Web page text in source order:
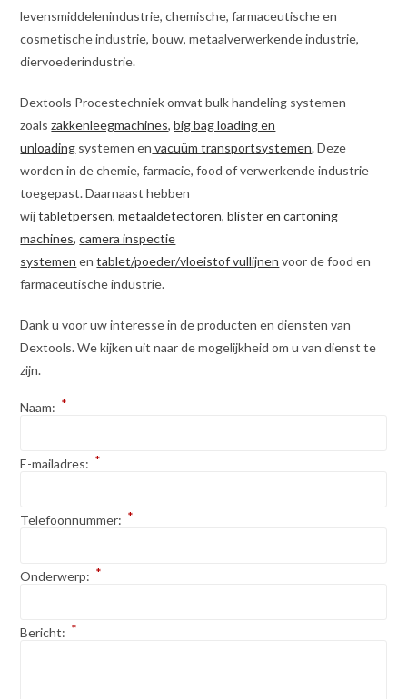
levensmiddelenindustrie, chemische, farmaceutische en
cosmetische industrie, bouw, metaalverwerkende industrie,
diervoederindustrie.
Dextools Procestechniek omvat bulk handeling systemen
zoalszakkenleegmachines,big bag loading en
unloading systemen en vacuüm transportsystemen. Deze
worden in de chemie, farmacie, food of verwerkende industrie
toegepast. Daarnaast hebben
wijtabletpersen,metaaldetectoren,blister en cartoning
machines, camera inspectie
systemen entablet/poeder/vloeistof vullijnen voor de food en
farmaceutische industrie.
Dank u voor uw interesse in de producten en diensten van
Dextools. We kijken uit naar de mogelijkheid om u van dienst te
zijn.
Naam: *
E-mailadres: *
Telefoonnummer: *
Onderwerp: *
Bericht: *